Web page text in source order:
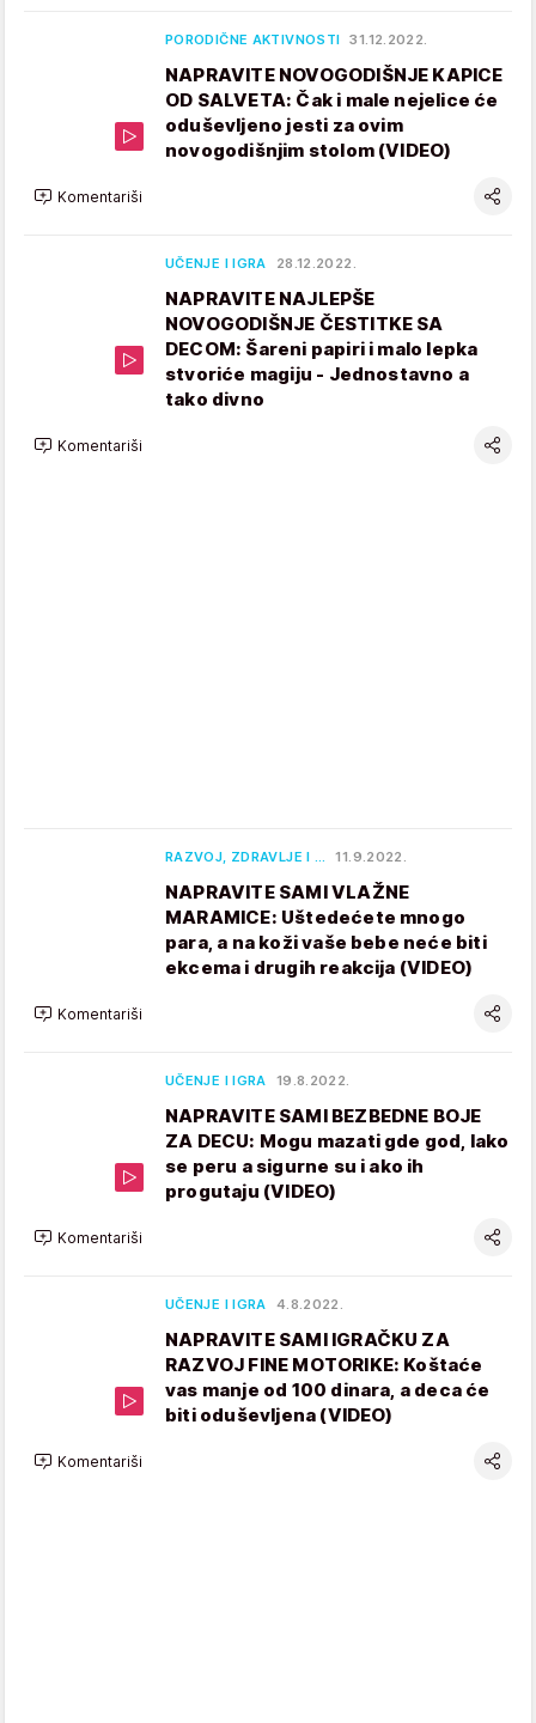
PORODIČNE AKTIVNOSTI 31.12.2022.
NAPRAVITE NOVOGODIŠNJE KAPICE
OD SALVETA: Čak i male nejelice će
oduševljeno jesti za ovim
novogodišnjim stolom (VIDEO)
Komentariši
UČENJE I IGRA 28.12.2022.
NAPRAVITE NAJLEPŠE
NOVOGODIŠNJE ČESTITKE SA
DECOM: Šareni papiri i malo lepka
stvoriće magiju - Jednostavno a
tako divno
Komentariši
RAZVOJ, ZDRAVLJE I … 11.9.2022.
NAPRAVITE SAMI VLAŽNE
MARAMICE: Uštedećete mnogo
para, a na koži vaše bebe neće biti
ekcema i drugih reakcija (VIDEO)
Komentariši
UČENJE I IGRA 19.8.2022.
NAPRAVITE SAMI BEZBEDNE BOJE
ZA DECU: Mogu mazati gde god, lako
se peru a sigurne su i ako ih
progutaju (VIDEO)
Komentariši
UČENJE I IGRA 4.8.2022.
NAPRAVITE SAMI IGRAČKU ZA
RAZVOJ FINE MOTORIKE: Koštaće
vas manje od 100 dinara, a deca će
biti oduševljena (VIDEO)
Komentariši